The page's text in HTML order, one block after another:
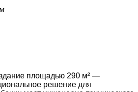
площадью 290 м² —
решение для